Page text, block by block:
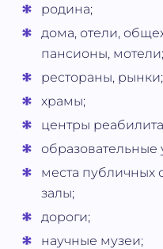
родина;
дома, отели,
пансионы, мотели;
рестораны, рынки;
храмы;
центры
места публичных
залы;
дороги;
научные музеи;